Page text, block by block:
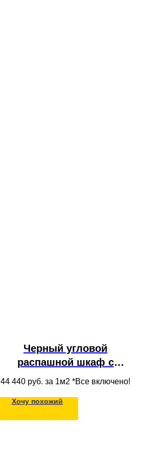
Черный угловой
распашной шкаф с
полками, штангой и
из массива дерева для
одежды в нишу
44 440 руб. за 1м2 *Все включено!
Хочу похожий